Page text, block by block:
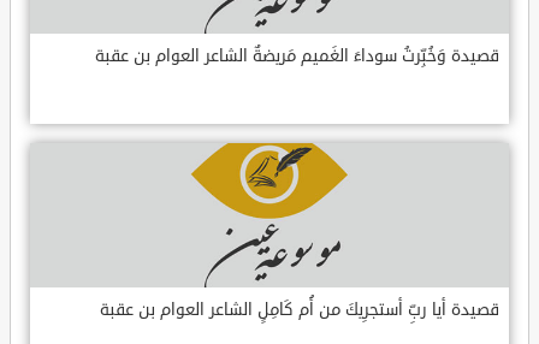
قصيدة وَخُبِّرتُ سوداءَ الغَميم مَريضةٌ الشاعر العوام بن عقبة
قصيدة أيا ربِّ أستجرِيكَ من أُم كَامِلٍ الشاعر العوام بن عقبة